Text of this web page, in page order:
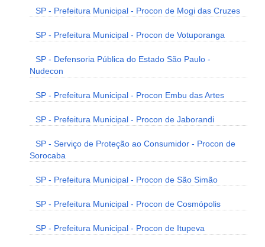
SP - Prefeitura Municipal - Procon de Mogi das Cruzes
SP - Prefeitura Municipal - Procon de Votuporanga
SP - Defensoria Pública do Estado São Paulo -
Nudecon
SP - Prefeitura Municipal - Procon Embu das Artes
SP - Prefeitura Municipal - Procon de Jaborandi
SP - Serviço de Proteção ao Consumidor - Procon de
Sorocaba
SP - Prefeitura Municipal - Procon de São Simão
SP - Prefeitura Municipal - Procon de Cosmópolis
SP - Prefeitura Municipal - Procon de Itupeva